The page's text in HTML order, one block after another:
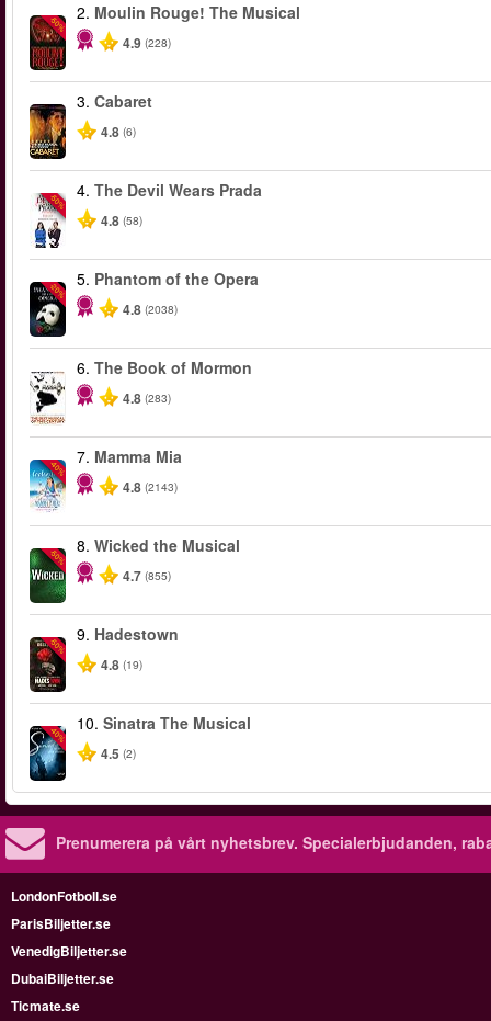
-50%
2. Moulin Rouge! The Musical
4.9 (228)
3. Cabaret
4.8 (6)
-50%
4. The Devil Wears Prada
4.8 (58)
-20%
5. Phantom of the Opera
4.8 (2038)
6. The Book of Mormon
4.8 (283)
-40%
7. Mamma Mia
4.8 (2143)
-50%
8. Wicked the Musical
4.7 (855)
-50%
9. Hadestown
4.8 (19)
-40%
10. Sinatra The Musical
4.5 (2)
Prenumerera på vårt nyhetsbrev. Specialerbjudanden,
LondonFotboll.se
ParisBiljetter.se
VenedigBiljetter.se
DubaiBiljetter.se
Ticmate.se